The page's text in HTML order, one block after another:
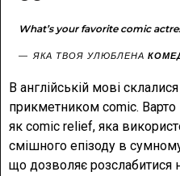
What’s your favorite comic
ЯКА ТВОЯ УЛЮБЛЕНА
В англійській мові
прикметником comic. Варто
як comic relief, яка
смішного епізоду в сумному
що дозволяє розслабитися